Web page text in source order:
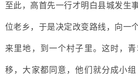
至此， 高首先一行才明白县城发生
位老乡，于是决定改变路线，向一
来里地，到一个村子里。这时，
移，大家都同意，他们就分成小